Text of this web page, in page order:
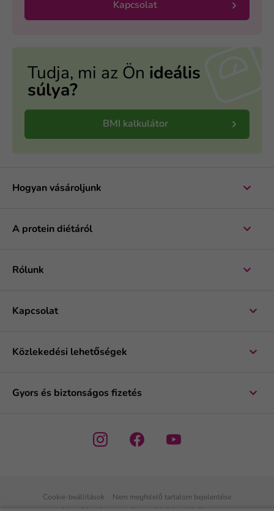
Kapcsolat
Tudja, mi az Ön ideális
súlya?
BMI kalkulátor
Hogyan vásároljunk
A protein diétáról
Rólunk
Kapcsolat
Közlekedési lehetőségek
Gyors és biztonságos fizetés
Cookie-beállítások
Nem megfelelő tartalom bejelentése